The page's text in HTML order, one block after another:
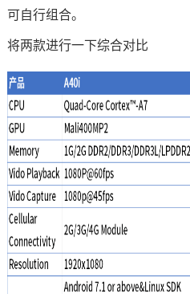
可自行组合。
将两款进行一下综合对比